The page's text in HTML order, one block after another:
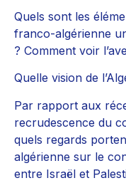
Quels sont les
franco-algérienne
? Comment voir
Quelle vision de
Par rapport aux
recrudescence du
quels regards
algérienne sur le
entre Israël et